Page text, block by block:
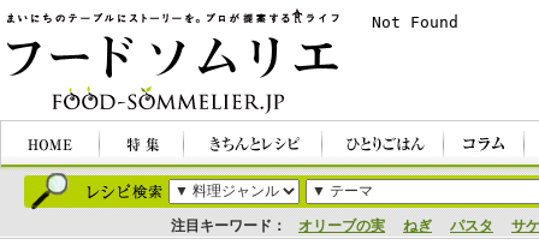
注目キーワード： オリーブの実 ねぎ パスタ サケ